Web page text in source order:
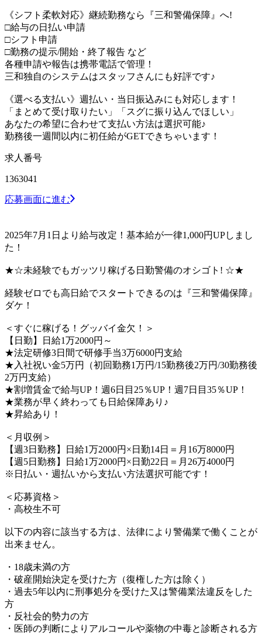
《シフト柔軟対応》継続勤務なら『三和警備保障』へ!
□給与の日払い申請
□シフト申請
□勤務の提示/開始・終了報告 など
各種申請や報告は携帯電話で管理！
三和独自のシステムはスタッフさんにも好評です♪
《選べる支払い》週払い・当日振込みにも対応します！
「まとめて受け取りたい」「スグに振り込んでほしい」
あなたの希望に合わせて支払い方法は選択可能♪
勤務後一週間以内に初任給がGETできちゃいます！
求人番号
1363041
応募画面に進む
2025年7月1日より給与改定！基本給が一律1,000円UPしまし
た！
★☆未経験でもガッツリ稼げる日勤警備のオシゴト! ☆★
経験ゼロでも高日給でスタートできるのは『三和警備保障』
ダケ！
＜すぐに稼げる！グッバイ金欠！＞
【日勤】日給1万2000円～
★法定研修3日間で研修手当3万6000円支給
★入社祝い金5万円（初回勤務1万円/15勤務後2万円/30勤務後
2万円支給）
★割増賃金で給与UP！週6日目25％UP！週7日目35％UP！
★業務が早く終わっても日給保障あり♪
★昇給あり！
＜月収例＞
【週3日勤務】日給1万2000円×日勤14日＝月16万8000円
【週5日勤務】日給1万2000円×日勤22日＝月26万4000円
※日払い・週払いから支払い方法選択可能です！
＜応募資格＞
・高校生不可
以下の内容に該当する方は、法律により警備業で働くことが
出来ません。
・18歳未満の方
・破産開始決定を受けた方（復権した方は除く）
・過去5年以内に刑事処分を受けた又は警備業法違反をした
方
・反社会的勢力の方
・医師の判断によりアルコールや薬物の中毒と診断される方